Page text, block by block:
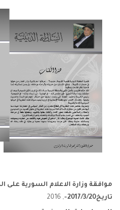
تاريخ2017/3/20-
, 2016